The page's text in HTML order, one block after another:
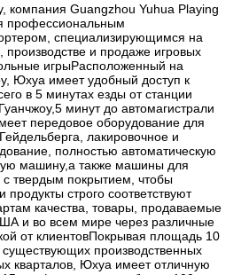
компания Guangzhou Yuhua Playing
профессиональным
специализирующимся на
производстве и продаже игровых
игрыРасположенный на
Юхуа имеет удобный доступ к
в 5 минутах езды от станции
минут до автомагистрали
передовое оборудование для
лакировочное и
полностью автоматическую
машину,а также машины для
с твердым покрытием, чтобы
продукты строго соответствуют
качества, товары, продаваемые
и во всем мире через различные
от клиентовПокрывая площадь 10
производственных
кварталов, Юхуа имеет отличную